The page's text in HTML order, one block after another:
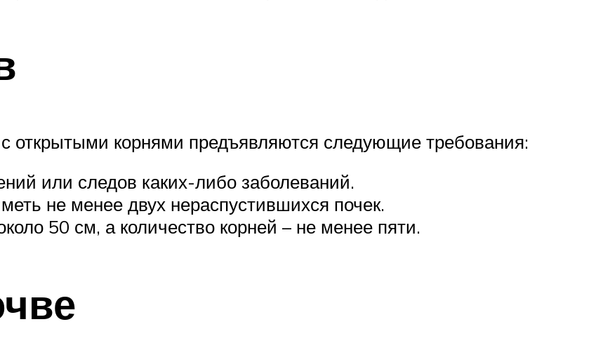
открытыми корнями предъявляются следующие требования:
или следов каких-либо заболеваний.
не менее двух нераспустившихся почек.
50 см, а количество корней – не менее пяти.